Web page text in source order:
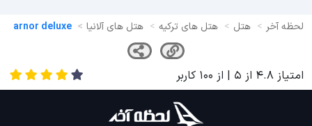
لحظه آخر هتل هتل های ترکیه هتل های آلانیا arnor deluxe
امتیاز 4.8 از 5 | از 100 کاربر